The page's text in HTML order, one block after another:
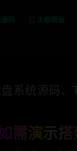
码 主题模板
系统源码、
需演示